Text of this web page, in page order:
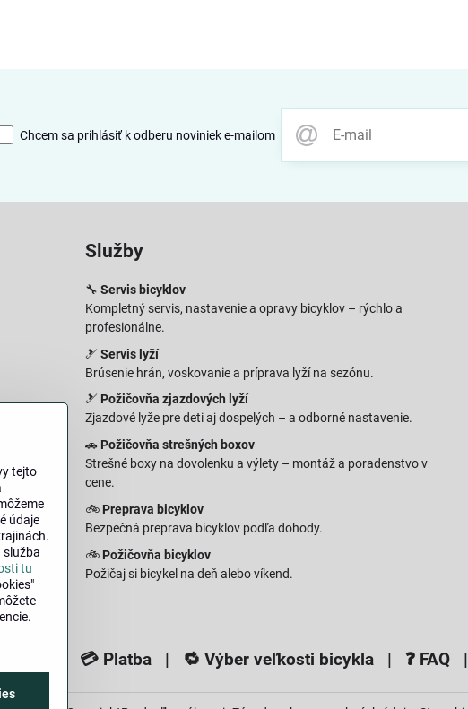
Chcem sa prihlásiť k odberu noviniek e-mailom
Služby
🔧 Servis bicyklov
Kompletný servis, nastavenie a opravy bicyklov – rýchlo a
profesionálne.
🎿 Servis lyží
Brúsenie hrán, voskovanie a príprava lyží na sezónu.
🎿 Požičovňa zjazdových lyží
Zjazdové lyže pre deti aj dospelých – a odborné nastavenie.
🚗 Požičovňa strešných boxov
Strešné boxy na dovolenku a výlety – montáž a poradenstvo v
cene.
🚲 Preprava bicyklov
Bezpečná preprava bicyklov podľa dohody.
🚲 Požičovňa bicyklov
Požičaj si bicykel na deň alebo víkend.
| 💳 Platba | 🔁Výber veľkosti bicykla | ❓ FAQ
tejto
údaje
služba
tu